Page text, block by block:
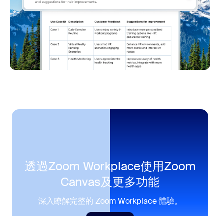
透過Zoom Workplace使用Zoom
Canvas及更多功能
深入瞭解完整的 Zoom Workplace 體驗。